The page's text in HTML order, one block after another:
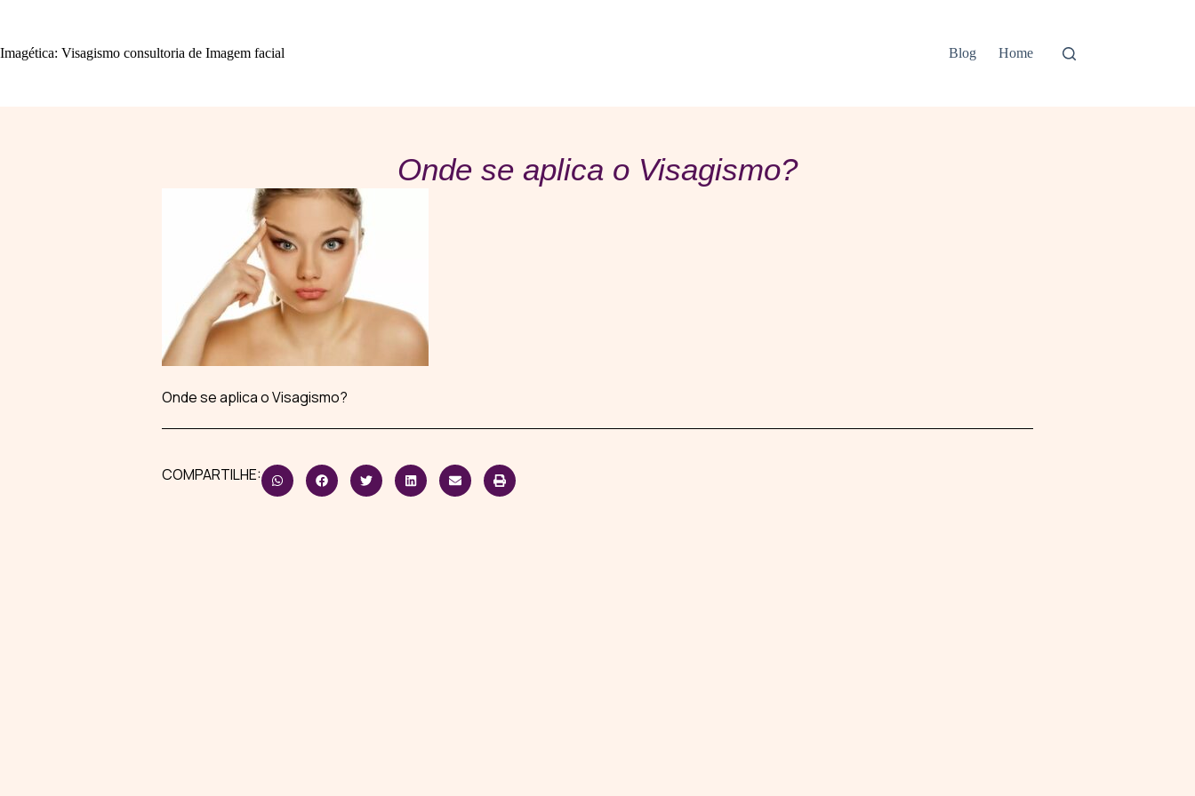
Imagética: Visagismo consultoria de Imagem facial Blog Home
Onde se aplica o Visagismo?
Onde se aplica o Visagismo?
COMPARTILHE: